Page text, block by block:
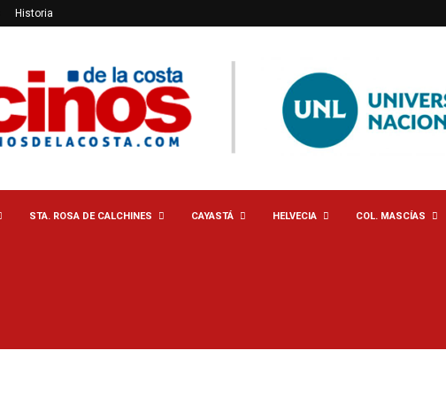
Historia
STA. ROSA DE CALCHINES CAYASTÁ HELVECIA COL. MASCÍAS